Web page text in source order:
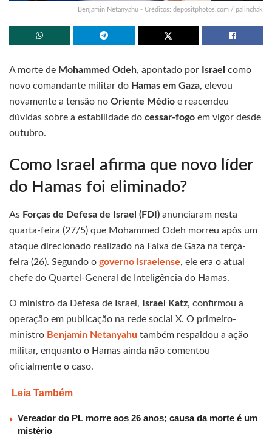
Benjamin Netanyahu - Créditos: depositphotos.com / palinchak
A morte de Mohammed Odeh, apontado por Israel como
novo comandante militar do Hamas em Gaza, elevou
novamente a tensão no Oriente Médio e reacendeu
dúvidas sobre a estabilidade do cessar-fogo em vigor desde
outubro.
Como Israel afirma que novo líder
do Hamas foi eliminado?
As Forças de Defesa de Israel (FDI) anunciaram nesta
quarta-feira (27/5) que Mohammed Odeh morreu após um
ataque direcionado realizado na Faixa de Gaza na terça-
feira (26). Segundo o governo israelense, ele era o atual
chefe do Quartel-General de Inteligência do Hamas.
O ministro da Defesa de Israel, Israel Katz, confirmou a
operação em publicação na rede social X. O primeiro-
ministro Benjamin Netanyahu também respaldou a ação
militar, enquanto o Hamas ainda não comentou
oficialmente o caso.
Leia Também
Vereador do PL morre aos 26 anos; causa da morte é um
mistério